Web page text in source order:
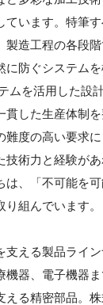
ています。特筆
造工程の各段階
防ぐシステムを
ムを活用した設
貫した生産体制
難度の高い要求
技術力と経験が
は、「不可能を
組んでいます。
支える製品ライン
機器、電子機器
える精密部品。